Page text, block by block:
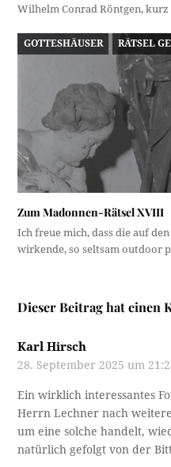
Wilhelm Conrad Röntgen, kurz
GOTTESHÄUSER RÄTSEL
Zum Madonnen-Rätsel XVIII
Ich freue mich, dass die auf
wirkende, so seltsam outdoor
Dieser Beitrag hat einen
Karl Hirsch
28. September 2025 um
Ein wirklich interessantes
Herrn Lechner nach
um eine solche handelt,
natürlich gefolgt von der